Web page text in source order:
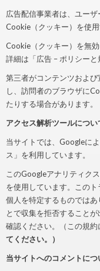
広告配信事業者は、ユー
Cookie（クッキー）を使用
Cookie（クッキー）を無
詳細は「広告 – ポリシーと
第三者がコンテンツおよ
し、訪問者のブラウザに
たりする場合があります。
アクセス解析ツールについ
当サイトでは、Googleに
ス」を利用しています。
このGoogleアナリティク
を使用しています。このト
個人を特定するものでは
とで収集を拒否すること
確認ください。（この規約
てください。）
当サイトへのコメントにつ